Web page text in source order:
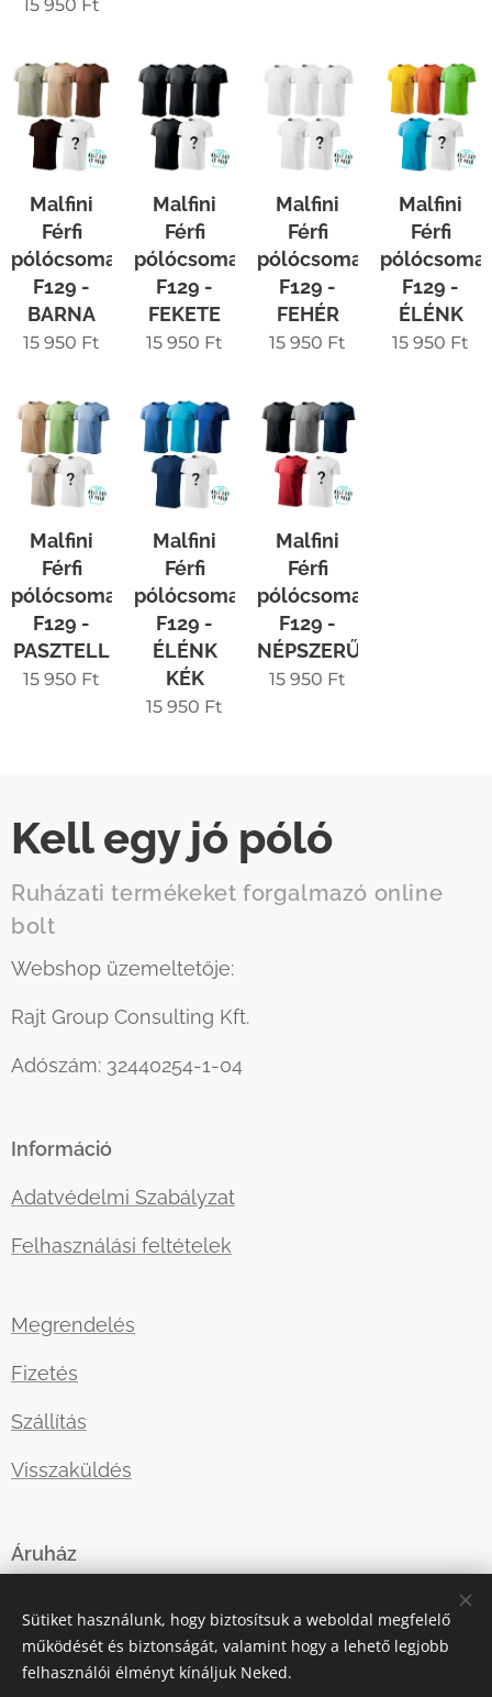
15 950 Ft
Malfini
Férfi
pólócsomag
F129 -
BARNA
15 950 Ft
Malfini
Férfi
pólócsomag
F129 -
FEKETE
15 950 Ft
Malfini
Férfi
pólócsomag
F129 -
FEHÉR
15 950 Ft
Malfini
Férfi
F129 -
ÉLÉNK
15 950 Ft
Malfini
Férfi
pólócsomag
F129 -
PASZTELL
15 950 Ft
Malfini
Férfi
pólócsomag
F129 -
ÉLÉNK
KÉK
15 950 Ft
Malfini
Férfi
pólócsomag
F129 -
NÉPSZERŰ
15 950 Ft
Kell egy jó póló
Ruházati termékeket forgalmazó online
bolt
Webshop üzemeltetője:
Rajt Group Consulting Kft.
Adószám: 32440254-1-04
Információ
Adatvédelmi Szabályzat
Felhasználási feltételek
Megrendelés
Fizetés
Szállítás
Visszaküldés
Áruház
E-mail:ugyfelszolgalat@kellegyjopolo.hu
Sütiket használunk, hogy biztosítsuk a weboldal megfelelő
működését és biztonságát, valamint hogy a lehető legjobb
felhasználói élményt kínáljuk Neked.